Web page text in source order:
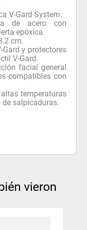
V-Gard System.
de acero con
epóxica.
cm.
Gard y protectores
V-Gard.
facial general
compatibles con
temperaturas
salpicaduras.
vieron